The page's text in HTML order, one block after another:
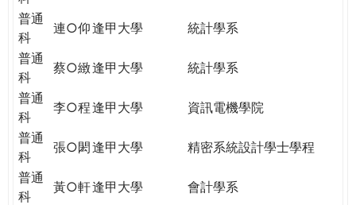
普通
科
連○仰逢甲大學
統計學系
普通
科
蔡○緻逢甲大學
統計學系
普通
科
李○程逢甲大學
資訊電機學院
普通
科
張○閎逢甲大學
精密系統設計學士學程
普通
科
黃○軒逢甲大學
會計學系